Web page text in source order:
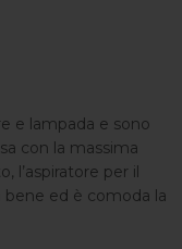
e lampada e sono
con la massima
l’aspiratore per il
ed è comoda la